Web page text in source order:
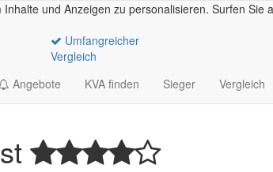
und Anzeigen zu personalisieren. Surfen Sie
Umfangreicher
Vergleich
Angebote KVA finden Sieger Vergleich